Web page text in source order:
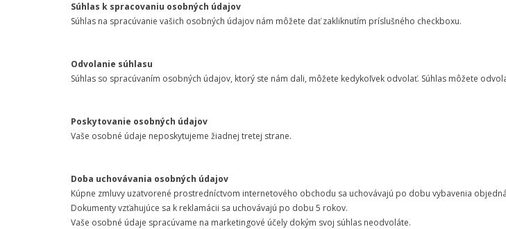
Súhlas k spracovaniu osobných údajov
Súhlas na spracúvanie vašich osobných údajov nám môžete dať zakliknutím príslušného checkboxu.
Odvolanie súhlasu
Súhlas so spracúvaním osobných údajov, ktorý ste nám dali, môžete kedykoľvek odvolať. Súhlas môžete
Poskytovanie osobných údajov
Vaše osobné údaje neposkytujeme žiadnej tretej strane.
Doba uchovávania osobných údajov
Kúpne zmluvy uzatvorené prostredníctvom internetového obchodu sa uchovávajú po dobu vybavenia
Dokumenty vzťahujúce sa k reklamácii sa uchovávajú po dobu 5 rokov.
Vaše osobné údaje spracúvame na marketingové účely dokým svoj súhlas neodvoláte.